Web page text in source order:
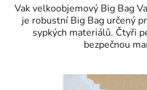
Vak velkoobjemový Big Bag
je robustní Big Bag určený
sypkých materiálů. Čtyři
bezpečnou